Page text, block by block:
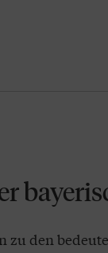
zu den